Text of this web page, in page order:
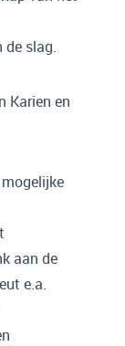
de slag.
Karien en
aan de
e.a.